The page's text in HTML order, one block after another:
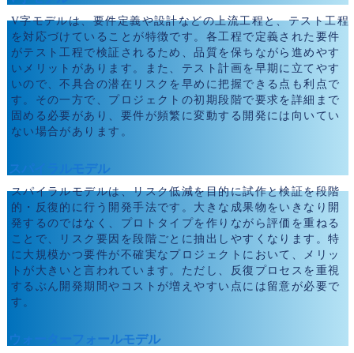
V字モデルは、要件定義や設計などの上流工程と、テスト工程
を対応づけていることが特徴です。各工程で定義された要件
がテスト工程で検証されるため、品質を保ちながら進めやす
いメリットがあります。また、テスト計画を早期に立てやす
いので、不具合の潜在リスクを早めに把握できる点も利点で
す。その一方で、プロジェクトの初期段階で要求を詳細まで
固める必要があり、要件が頻繁に変動する開発には向いてい
ない場合があります。
スパイラルモデル
スパイラルモデルは、リスク低減を目的に試作と検証を段階
的・反復的に行う開発手法です。大きな成果物をいきなり開
発するのではなく、プロトタイプを作りながら評価を重ねる
ことで、リスク要因を段階ごとに抽出しやすくなります。特
に大規模かつ要件が不確実なプロジェクトにおいて、メリッ
トが大きいと言われています。ただし、反復プロセスを重視
するぶん開発期間やコストが増えやすい点には留意が必要で
す。
ウォーターフォールモデル